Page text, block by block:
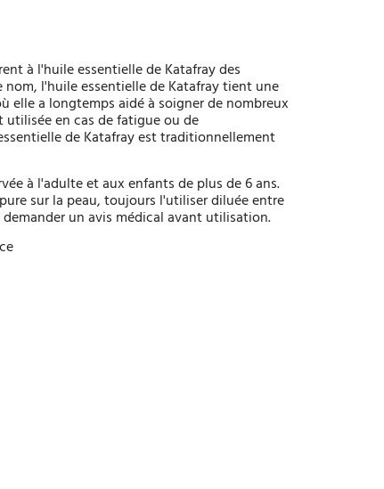
à l'huile essentielle de Katafray des
l'huile essentielle de Katafray tient une
elle a longtemps aidé à soigner de nombreux
en cas de fatigue ou de
de Katafray est traditionnellement
à l'adulte et aux enfants de plus de 6 ans.
sur la peau, toujours l'utiliser diluée entre
un avis médical avant utilisation.